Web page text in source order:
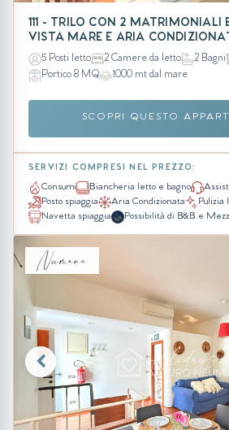
111 - TRILO CON 2 MATRIMONIALI
VISTA MARE E ARIA
5 Posti letto 2 Camere da letto 2 Bagni
Portico 8 MQ
1000 mt dal mare
SCOPRI QUESTO
SERVIZI COMPRESI NEL PREZZO:
Consumi Biancheria letto e bagno
Posto spiaggia
Aria Condizionata
Pulizia
Navetta spiaggia
Possibilità di B&B e
Numana